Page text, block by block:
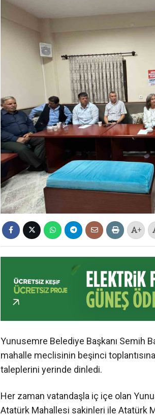
+
Yunusemre Belediye Başkanı Semih
mahalle meclisinin beşinci
taleplerini yerinde dinledi.
Her zaman vatandaşla iç içe olan
Atatürk Mahallesi sakinleri ile Atatürk